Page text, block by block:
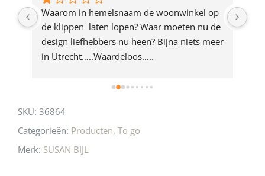
productWaarom in hemelsnaam de woonwinkel op
de klippen  laten lopen? Waar moeten nu de
design liefhebbers nu heen? Bijna niets meer
in Utrecht…..Waardeloos…..
SKU: 36864
Categorieën: Producten, To go
Merk: SUSAN BIJL